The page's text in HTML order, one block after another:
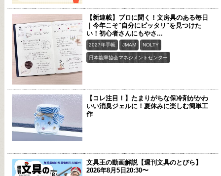
【新連載】プロに聞く！文房具のある毎日
｜今年こそ"自分にピッタリ"を見つけた
い！初心者さんにもやさ...
2027年手帳 JMAM NOLTY
日本能率協会マネジメントセンター
【コレ注目！】たまりがちな保冷剤がかわ
いい消臭ジェルに！夏休みに楽しむ簡単工
作
文具王の動画解説【週刊文具のとびら】
2026年8月5日20:30〜